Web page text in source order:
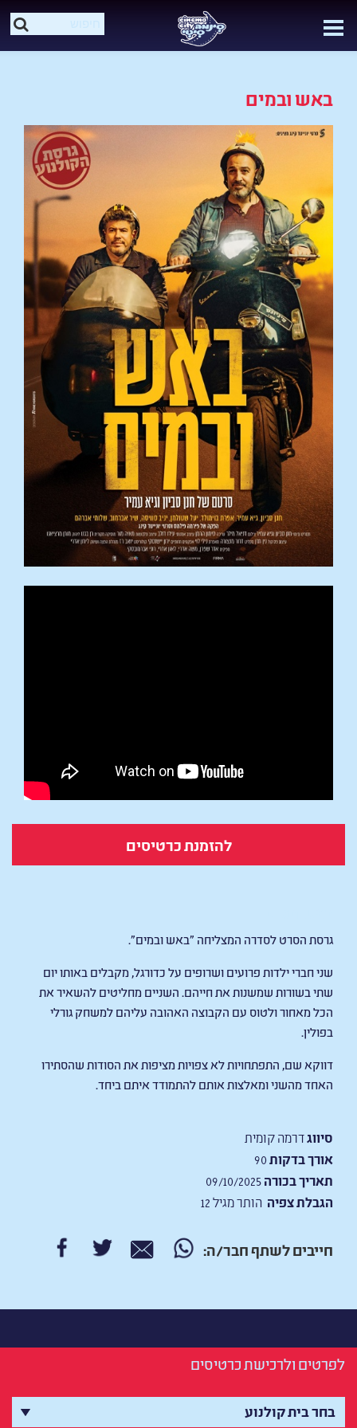
באש ובמים
להזמנת כרטיסים
גרסת הסרט לסדרה המצליחה "באש ובמים".
שני חברי ילדות פרועים ושרופים על כדורגל, מקבלים באותו יום
שתי בשורות שמשנות את חייהם. השניים מחליטים להשאיר את
הכל מאחור ולטוס עם הקבוצה האהובה עליהם למשחק גורלי
בפולין.
דווקא שם, התפתחויות לא צפויות מציפות את הסודות שהסתירו
האחד מהשני ומאלצות אותם להתמודד איתם ביחד.
סיווגדרמה קומית
אורך בדקות
תאריך בכורה
הגבלת צפיה הותר מגיל 12
חייבים לשתף חבר/ה:
לפרטים ולרכישת כרטיסים